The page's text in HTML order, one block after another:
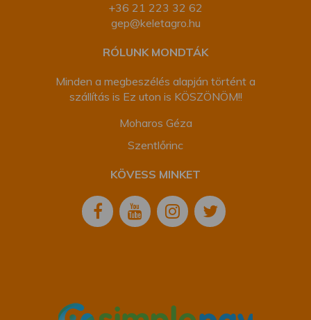
+36 21 223 32 62
gep@keletagro.hu
RÓLUNK MONDTÁK
Minden a megbeszélés alapján történt a
szállítás is Ez uton is KÖSZÖNÖM!!
Moharos Géza
Szentlőrinc
KÖVESS MINKET